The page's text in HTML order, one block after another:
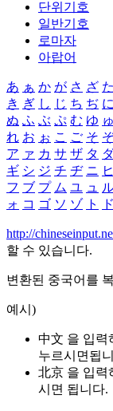
단위기호
일반기호
로마자
아랍어
あ ぁ か が さ ざ た
き ぎ し じ ち ぢ に
ぬ ふ ぶ ぷ む ゆ ゅ
れ お ぉ こ ご そ
ア ァ カ サ ザ タ ダ
ギ シ ジ チ ヂ ニ ヒ
フ ブ プ ム ユ ュ
ォ コ ゴ ソ ゾ ト ド
http://
할 수 있습니다.
변환된 중국어를
예시)
中文 을 입력
누르시면됩
北京 을 입력
시면 됩니다.